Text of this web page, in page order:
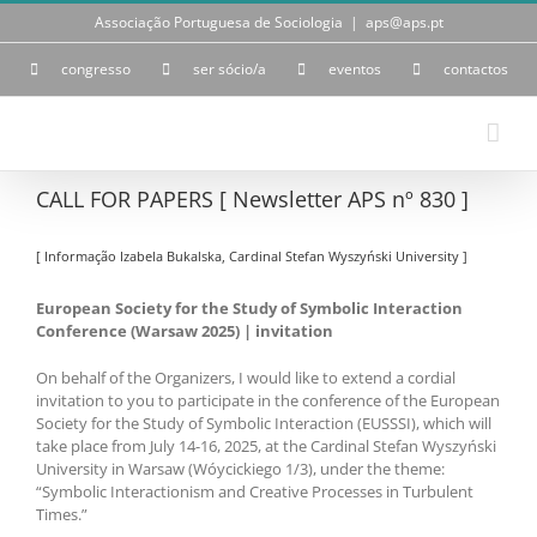
Skip
Associação Portuguesa de Sociologia | aps@aps.pt
congresso ser sócio/a eventos contactos
CALL FOR PAPERS [ Newsletter APS nº 830 ]
[ Informação Izabela Bukalska, Cardinal Stefan Wyszyński University ]
European Society for the Study of Symbolic Interaction
Conference (Warsaw 2025) | invitation
On behalf of the Organizers, I would like to extend a cordial
invitation to you to participate in the conference of the European
Society for the Study of Symbolic Interaction (EUSSSI), which will
take place from July 14-16, 2025, at the Cardinal Stefan Wyszyński
University in Warsaw (Wóycickiego 1/3), under the theme:
“Symbolic Interactionism and Creative Processes in Turbulent
Times.”